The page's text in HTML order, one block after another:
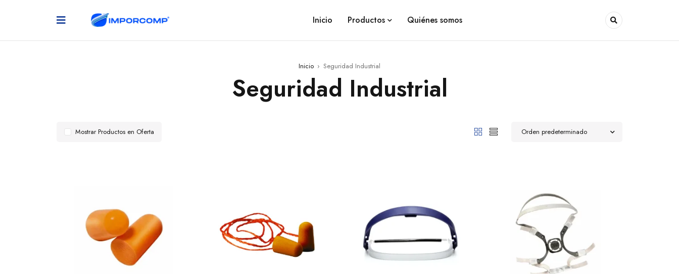
Inicio Productos Quiénes somos
Inicio › Seguridad Industrial
Seguridad Industrial
Orden predeterminado
Mostrar Productos en Oferta